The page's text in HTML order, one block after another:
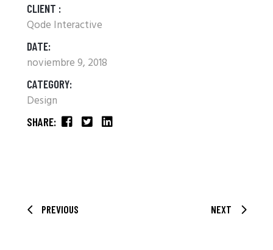
CLIENT :
Qode Interactive
DATE:
noviembre 9, 2018
CATEGORY:
Design
SHARE:
PREVIOUS NEXT